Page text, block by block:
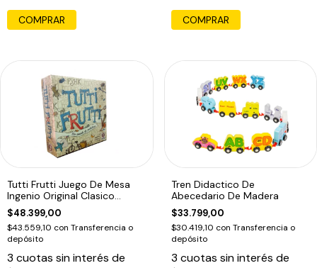
COMPRAR
Tutti Frutti Juego De Mesa
Ingenio Original Clasico
Educando
$48.399,00
$43.559,10 con Transferencia o
depósito
3 cuotas sin interés de
Tren Didactico De
Abecedario De Madera
$33.799,00
$30.419,10 con Transferencia o
depósito
3 cuotas sin interés de